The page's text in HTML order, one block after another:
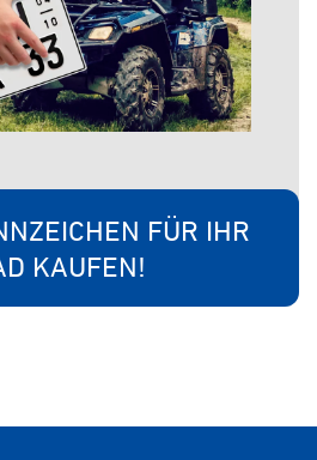
FÜR IHR
KAUFEN!